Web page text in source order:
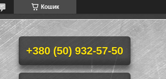
Кошик
+380 (50) 932-57-50